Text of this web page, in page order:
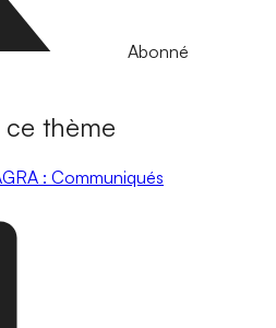
Abonné
ce thème
: Communiqués